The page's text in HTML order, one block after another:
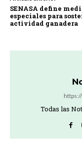
SENASA define
especiales para
actividad ganadera
Todas las